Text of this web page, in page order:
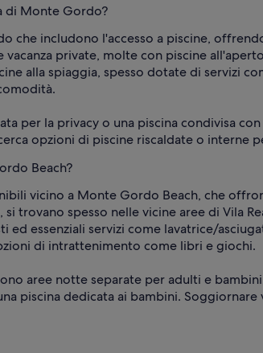
di Monte Gordo?
che includono l'accesso a piscine,
private, molte con piscine
alla spiaggia, spesso dotate di servizi
per la privacy o una piscina condivisa
opzioni di piscine riscaldate o interne
Beach?
vicino a Monte Gordo Beach, che
trovano spesso nelle vicine aree di Vila
essenziali servizi come lavatrice/
di intrattenimento come libri e giochi.
aree notte separate per adulti e
piscina dedicata ai bambini.